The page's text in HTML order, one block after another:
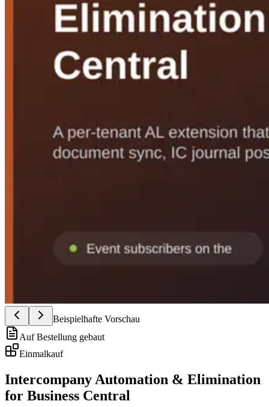
Beispielhafte Vorschau
Auf Bestellung gebaut
Einmalkauf
Intercompany Automation & Elimination
for Business Central